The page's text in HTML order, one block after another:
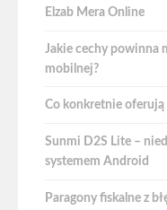
Elzab Mera Online
Jakie cechy powinna
mobilnej?
Co konkretnie oferują
Sunmi D2S Lite –
systemem Android
Paragony fiskalne z